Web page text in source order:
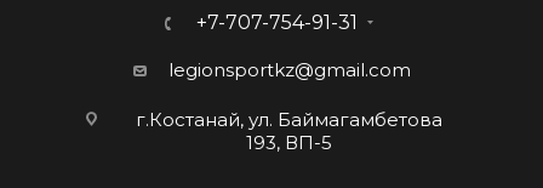
+7-707-754-91-31
legionsportkz@gmail.com
г.Костанай, ул. Баймагамбетова
193, ВП-5